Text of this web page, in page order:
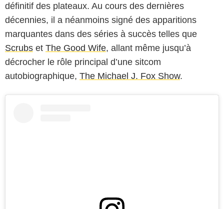
définitif des plateaux. Au cours des dernières
décennies, il a néanmoins signé des apparitions
marquantes dans des séries à succès telles que
Scrubs et The Good Wife, allant même jusqu’à
décrocher le rôle principal d’une sitcom
autobiographique, The Michael J. Fox Show.